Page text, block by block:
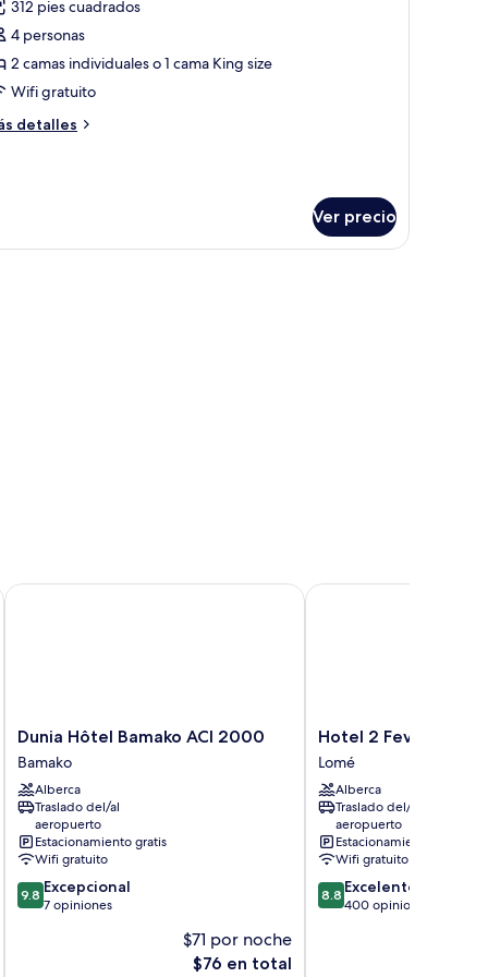
312 pies cuadrados
4 personas
2 camas individuales o 1 cama King size
Wifi gratuito
detalles
Ver precio
Dunia
Hôtel
Bamako
ACI
2000
Bamako
Dunia Hôtel Bamako ACI 2000
Bamako
Alberca
Traslado del/al
aeropuerto
Estacionamiento gratis
Wifi gratuito
9.8
de
9.8 Excepcional
7 opiniones
$71 por noche
El
$76 en total
Dunia Hôtel Bamako ACI 2000
Hotel
2
Fevrier,
Lome
Lomé
Hotel 2 Fevrier,
Lomé
Alberca
Traslado del/al
aeropuerto
Estacionamiento gratis
Wifi gratuito
8.8
de
8.8 Excelente
400 opiniones
Hotel 2 Fevrier, Lome